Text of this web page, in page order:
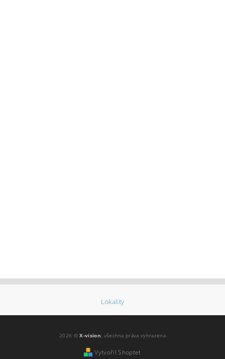
Lokality
2026 ©X-vision, všechna práva vyhrazena
Vytvořil Shoptet